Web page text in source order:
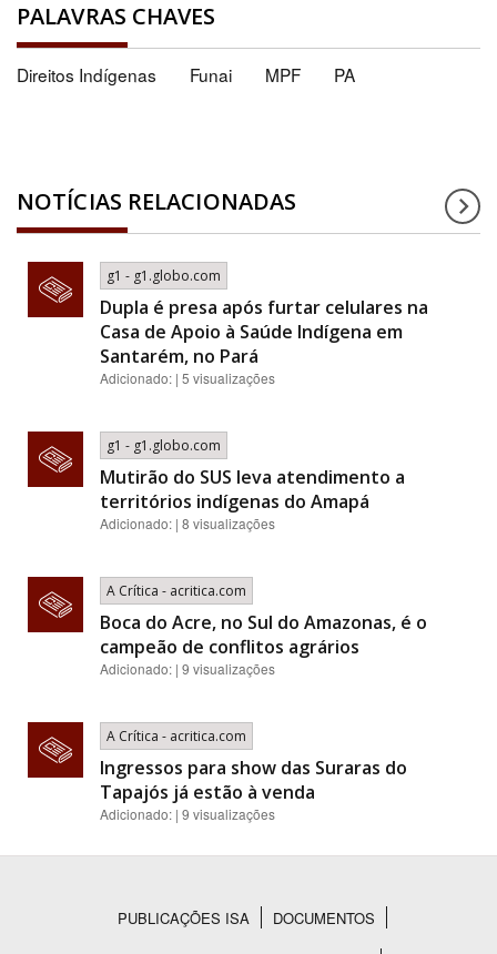
PALAVRAS CHAVES
Direitos Indígenas Funai MPF PA
NOTÍCIAS RELACIONADAS
g1 - g1.globo.com
Dupla é presa após furtar celulares na
Casa de Apoio à Saúde Indígena em
Santarém, no Pará
Adicionado: | 5 visualizações
g1 - g1.globo.com
Mutirão do SUS leva atendimento a
territórios indígenas do Amapá
Adicionado: | 8 visualizações
A Crítica - acritica.com
Boca do Acre, no Sul do Amazonas, é o
campeão de conflitos agrários
Adicionado: | 9 visualizações
A Crítica - acritica.com
Ingressos para show das Suraras do
Tapajós já estão à venda
Adicionado: | 9 visualizações
PUBLICAÇÕES ISA
DOCUMENTOS